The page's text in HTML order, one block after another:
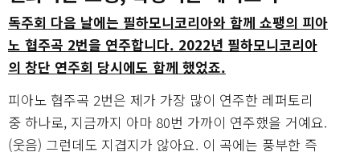
독주회 다음 날에는 필하모니코리아와 함께 쇼팽의 피아
노 협주곡 2번을 연주합니다. 2022년 필하모니코리아
의 창단 연주회 당시에도 함께 했었죠.
피아노 협주곡 2번은 제가 가장 많이 연주한 레퍼토리
중 하나로, 지금까지 아마 80번 가까이 연주했을 거예요.
(웃음) 그런데도 지겹지가 않아요. 이 곡에는 풍부한 즉